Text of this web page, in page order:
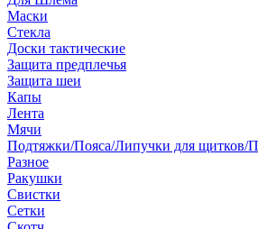
Маски
Стекла
Доски тактические
Защита предплечья
Защита шеи
Капы
Лента
Мячи
Подтяжки/Пояса/Липучки для щитков/
Разное
Ракушки
Свистки
Сетки